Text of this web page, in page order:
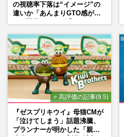
の視聴率下落は“イメージ”の
違いか「あんまりGTO感がな
⭐ 高評価の記事(9.5)
『ゼスプリキウイ』母猫CMが
「泣けてしまう」話題沸騰、
プランナーが明かした「親に